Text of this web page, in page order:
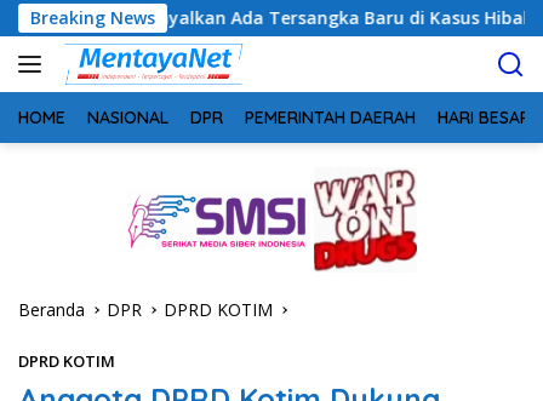
Langsung
ke
konten
Breaking News
Ada Tersangka Baru di Kasus Hibah Rp40 Miliar
HOME NASIONAL DPR PEMERINTAH DAERAH HARI BESAR
Beranda DPR DPRD KOTIM
DPRD KOTIM